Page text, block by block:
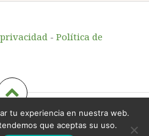
- Política de
y animación en el entorno
tu experiencia en nuestra web.
que aceptas su uso.